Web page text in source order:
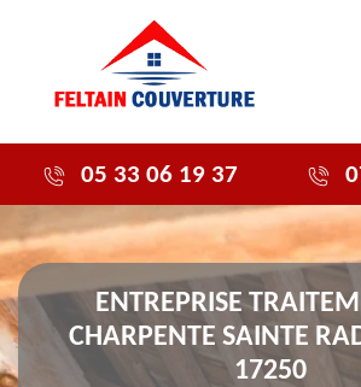
05 33 06 19 37
ENTREPRISE
CHARPENTE SAINTE
17250